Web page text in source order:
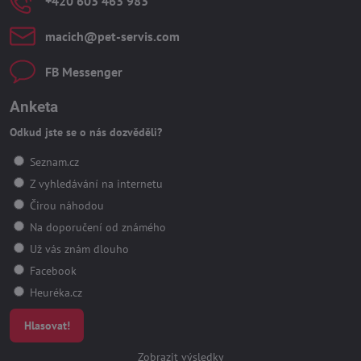
macich​@pet-servis​.com
FB Messenger
Anketa
Odkud jste se o nás dozvěděli?
Seznam.cz
Z vyhledávání na internetu
Čirou náhodou
Na doporučení od známého
Už vás znám dlouho
Facebook
Heuréka.cz
Hlasovat!
Zobrazit výsledky